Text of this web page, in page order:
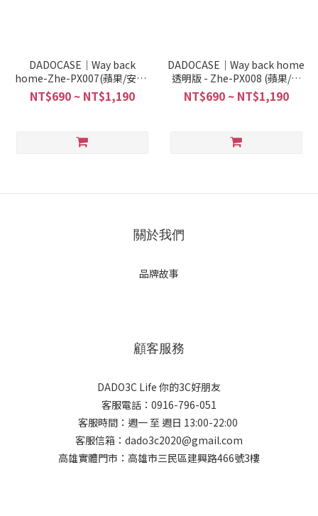
DADOCASE｜Way back
home-Zhe-PX007(蘋果/安卓)
- feat. 極空戰甲 不泛黃軍規殼
NT$690 ~ NT$1,190
DADOCASE｜Way back home
透明版 - Zhe-PX008 (蘋果/安
卓) - feat. 極空戰甲 不泛黃軍規
殼
NT$690 ~ NT$1,190
關於我們
品牌故事
顧客服務
DADO3C Life 你的3C好朋友
客服電話：0916-796-051
客服時間：週一 至 週日 13:00-22:00
客服信箱：dado3c2020@gmail.com
高雄實體門市：高雄市三民區建興路466號3樓